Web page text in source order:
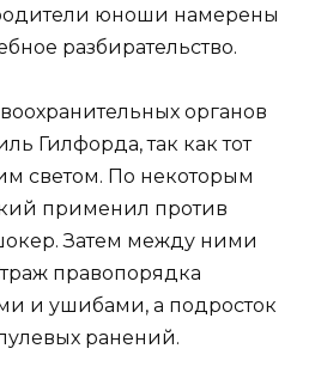
юноши намерены
разбирательство.
органов
Гилфорда, так как тот
светом. По некоторым
применил против
Затем между ними
правопорядка
и ушибами, а подросток
ранений.